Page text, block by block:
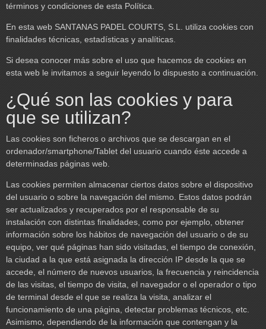
términos y condiciones de esta Política.
En esta web SANTANAS PADEL COURTS, S.L. utiliza cookies con
finalidades técnicas, estadísticas y analíticas.
Si desea conocer más sobre el uso que hacemos de cookies en
esta web le invitamos a seguir leyendo lo dispuesto a continuación.
¿Qué son las cookies y para
que se utilizan?
Las cookies son ficheros o archivos que se descargan en el
ordenador/smartphone/Tablet del usuario cuando éste accede a
determinadas páginas web.
Las cookies permiten almacenar ciertos datos sobre el dispositivo
del usuario o sobre la navegación del mismo. Estos datos podrán
ser actualizados y recuperados por el responsable de su
instalación con distintas finalidades, como por ejemplo, obtener
información sobre los hábitos de navegación del usuario o de su
equipo, ver qué páginas han sido visitadas, el tiempo de conexión,
la ciudad a la que está asignada la dirección IP desde la que se
accede, el número de nuevos usuarios, la frecuencia y reincidencia
de las visitas, el tiempo de visita, el navegador o el operador o tipo
de terminal desde el que se realiza la visita, analizar el
funcionamiento de una página, detectar problemas técnicos, etc.
Asimismo, dependiendo de la información que contengan y la